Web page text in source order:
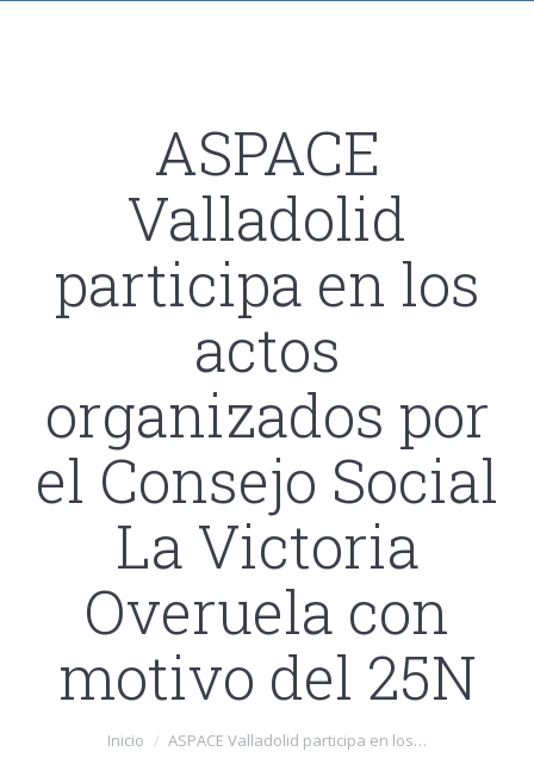
ASPACE
Valladolid
participa en los
actos
organizados por
el Consejo Social
La Victoria
Overuela con
motivo del 25N
Estás aquí:Inicio ASPACE Valladolid participa en los…